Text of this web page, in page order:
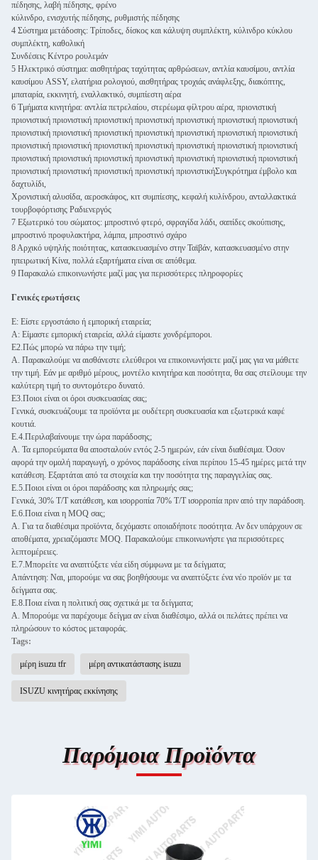
πέδησης, λαβή πέδησης, φρένο
κύλινδρο, ενισχυτής πέδησης, ρυθμιστής πέδησης
4 Σύστημα μετάδοσης: Τρίποδες, δίσκος και κάλυψη συμπλέκτη, κύλινδρο κύκλου
συμπλέκτη, καθολική
Συνδέσεις Κέντρο ρουλεμάν
5 Ηλεκτρικό σύστημα: αισθητήρας ταχύτητας αρθρώσεων, αντλία καυσίμου, αντλία
καυσίμου ASSY, ελατήρια ρολογιού, αισθητήρας τροχιάς ανάφλεξης, διακόπτης,
μπαταρία, εκκινητή, εναλλακτικό, συμπίεστη αέρα
6 Τμήματα κινητήρα: αντλία πετρελαίου, στερέωμα φίλτρου αέρα, πριονιστική
πριονιστική πριονιστική πριονιστική πριονιστική πριονιστική πριονιστική πριονιστική
πριονιστική πριονιστική πριονιστική πριονιστική πριονιστική πριονιστική πριονιστική
πριονιστική πριονιστική πριονιστική πριονιστική πριονιστική πριονιστική πριονιστική
πριονιστική πριονιστική πριονιστική πριονιστική πριονιστική πριονιστική πριονιστική
πριονιστική πριονιστική πριονιστική πριονιστική πριονιστικήΣυγκρότημα έμβολο και
δαχτυλίδι,
Χρονιστική αλυσίδα, αεροσκάφος, κιτ συμπίεσης, κεφαλή κυλίνδρου, ανταλλακτικά
τουρβοφόρτισης Ραδιενεργός
7 Εξωτερικό του σώματος: μπροστινό φτερό, σφραγίδα λάδι, σαπίδες σκούπισης,
μπροστινό προφυλακτήρα, λάμπα, μπροστινό σχάρο
8 Αρχικό υψηλής ποιότητας, κατασκευασμένο στην Ταϊβάν, κατασκευασμένο στην
ηπειρωτική Κίνα, πολλά εξαρτήματα είναι σε απόθεμα.
9 Παρακαλώ επικοινωνήστε μαζί μας για περισσότερες πληροφορίες
Γενικές ερωτήσεις
Ε: Είστε εργοστάσιο ή εμπορική εταιρεία;
Α: Είμαστε εμπορική εταιρεία, αλλά είμαστε χονδρέμποροι.
Ε2.Πώς μπορώ να πάρω την τιμή;
Α. Παρακαλούμε να αισθάνεστε ελεύθεροι να επικοινωνήσετε μαζί μας για να μάθετε
την τιμή. Εάν με αριθμό μέρους, μοντέλο κινητήρα και ποσότητα, θα σας στείλουμε την
καλύτερη τιμή το συντομότερο δυνατό.
Ε3.Ποιοι είναι οι όροι συσκευασίας σας;
Γενικά, συσκευάζουμε τα προϊόντα με ουδέτερη συσκευασία και εξωτερικά καφέ
κουτιά.
Ε.4.Περιλαβαίνουμε την ώρα παράδοσης;
Α. Τα εμπορεύματα θα αποσταλούν εντός 2-5 ημερών, εάν είναι διαθέσιμα. Όσον
αφορά την ομαλή παραγωγή, ο χρόνος παράδοσης είναι περίπου 15-45 ημέρες μετά την
κατάθεση. Εξαρτάται από τα στοιχεία και την ποσότητα της παραγγελίας σας.
Ε.5.Ποιοι είναι οι όροι παράδοσης και πληρωμής σας;
Γενικά, 30% T/T κατάθεση, και ισορροπία 70% T/T ισορροπία πριν από την παράδοση.
Ε.6.Ποια είναι η MOQ σας;
Α. Για τα διαθέσιμα προϊόντα, δεχόμαστε οποιαδήποτε ποσότητα. Αν δεν υπάρχουν σε
αποθέματα, χρειαζόμαστε MOQ. Παρακαλούμε επικοινωνήστε για περισσότερες
λεπτομέρειες.
Ε.7.Μπορείτε να αναπτύξετε νέα είδη σύμφωνα με τα δείγματα;
Απάντηση: Ναι, μπορούμε να σας βοηθήσουμε να αναπτύξετε ένα νέο προϊόν με τα
δείγματα σας.
Ε.8.Ποια είναι η πολιτική σας σχετικά με τα δείγματα;
Α. Μπορούμε να παρέχουμε δείγμα αν είναι διαθέσιμο, αλλά οι πελάτες πρέπει να
πληρώσουν το κόστος μεταφοράς.
Tags:
μέρη isuzu tfr μέρη αντικατάστασης isuzu
ISUZU κινητήρας εκκίνησης
Παρόμοια Προϊόντα